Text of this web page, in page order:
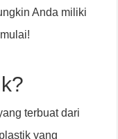
Anda miliki
terbuat dari
yang